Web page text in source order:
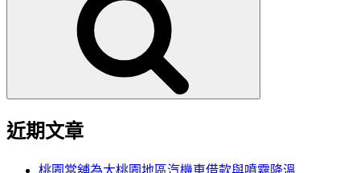
近期文章
桃園當舖為大桃園地區汽機車借款與噴霧降溫